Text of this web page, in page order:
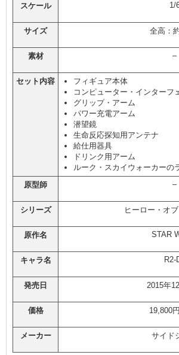
スケール 1/
サイズ 全高：
素材 –
セット内容
フィギュア本体
コンピューター・インターフ
グリップ・アーム
パワー充電アーム
潜望鏡
生命反応探知用アンテナ
給仕用器具
ドリンク用アーム
ルーク・スカイウォーカーの
原型師
–
シリーズ ヒーロー・オ
原作名 STAR
キャラ名 R2-
発売日 2015年
価格 19,800
メーカー サイド